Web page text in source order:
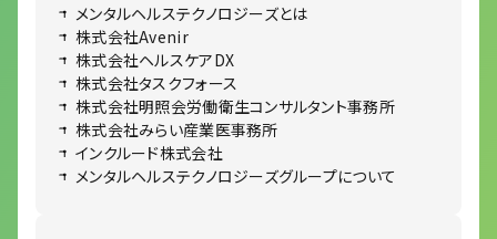
メンタルヘルステクノロジーズとは
株式会社Avenir
株式会社ヘルスケアDX
株式会社タスクフォース
株式会社明照会労働衛生コンサルタント事務所
株式会社みらい産業医事務所
インクルード株式会社
メンタルヘルステクノロジーズグループについて